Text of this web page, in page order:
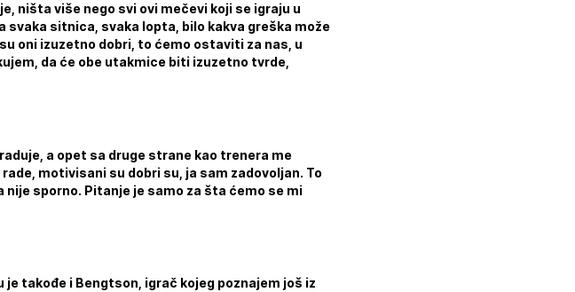
ništa više nego svi ovi mečevi koji se igraju u
sitnica, svaka lopta, bilo kakva greška može
oni izuzetno dobri, to ćemo ostaviti za nas, u
da će obe utakmice biti izuzetno tvrde,
a opet sa druge strane kao trenera me
motivisani su dobri su, ja sam zadovoljan. To
sporno. Pitanje je samo za šta ćemo se mi
je takođe i Bengtson, igrač kojeg poznajem još iz